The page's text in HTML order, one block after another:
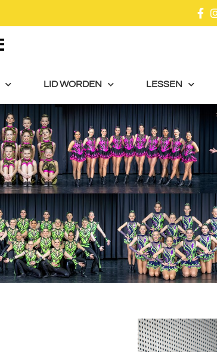
LID WORDEN LESSEN